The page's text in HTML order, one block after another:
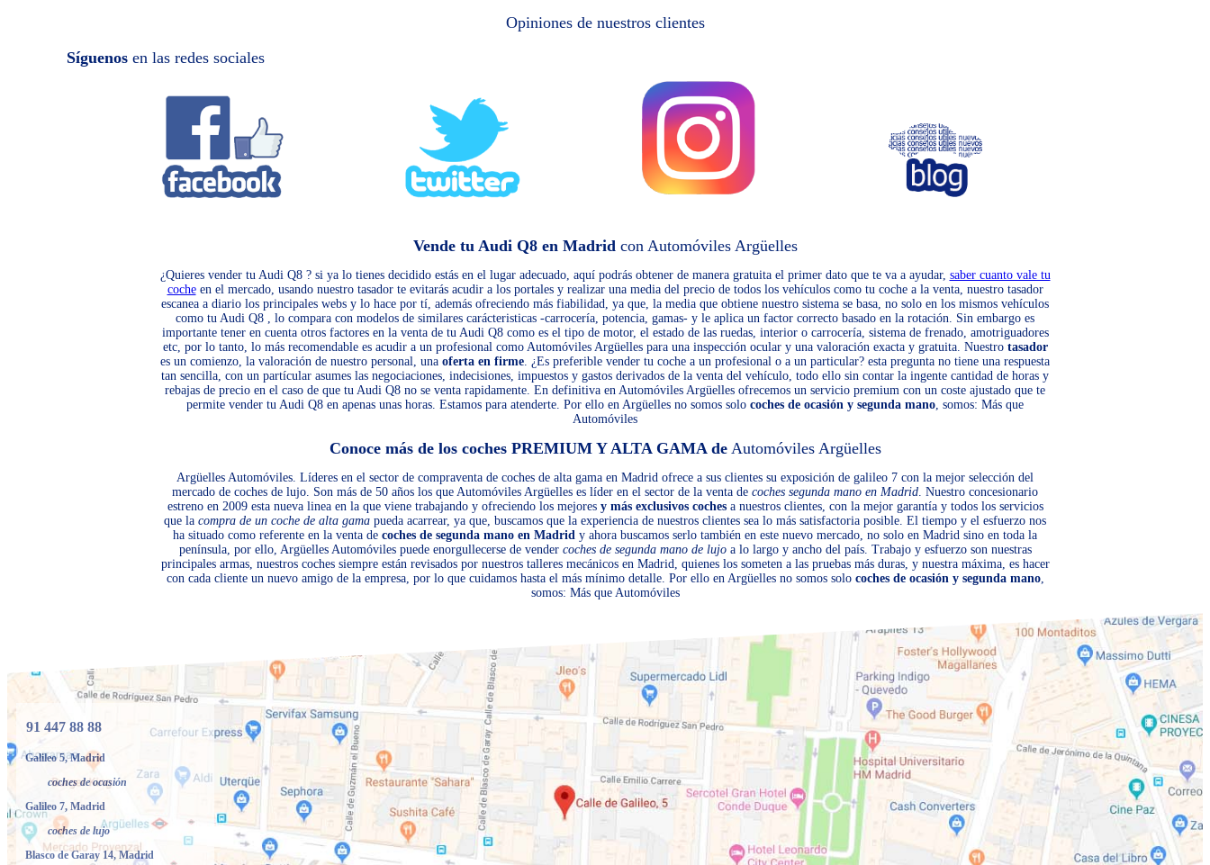
Opiniones de nuestros clientes
Síguenos en las redes sociales
Vende tu Audi Q8 en Madrid con Automóviles Argüelles
¿Quieres vender tu Audi Q8 ? si ya lo tienes decidido estás en el lugar adecuado, aquí podrás obtener de manera gratuita el primer dato que te va a ayudar, saber cuanto vale tu
cocheen el mercado, usando nuestro tasador te evitarás acudir a los portales y realizar una media del precio de todos los vehículos como tu coche a la venta, nuestro tasador
escanea a diario los principales webs y lo hace por tí, además ofreciendo más fiabilidad, ya que, la media que obtiene nuestro sistema se basa, no solo en los mismos vehículos
como tu Audi Q8 , lo compara con modelos de similares carácteristicas -carrocería, potencia, gamas- y le aplica un factor correcto basado en la rotación. Sin embargo es
importante tener en cuenta otros factores en la venta de tu Audi Q8 como es el tipo de motor, el estado de las ruedas, interior o carrocería, sistema de frenado, amotriguadores
etc, por lo tanto, lo más recomendable es acudir a un profesional como Automóviles Argüelles para una inspección ocular y una valoración exacta y gratuita. Nuestro tasador
es un comienzo, la valoración de nuestro personal, una oferta en firme . ¿Es preferible vender tu coche a un profesional o a un particular? esta pregunta no tiene una respuesta
tan sencilla, con un partícular asumes las negociaciones, indecisiones, impuestos y gastos derivados de la venta del vehículo, todo ello sin contar la ingente cantidad de horas y
rebajas de precio en el caso de que tu Audi Q8 no se venta rapidamente. En definitiva en Automóviles Argüelles ofrecemos un servicio premium con un coste ajustado que te
permite vender tu Audi Q8 en apenas unas horas. Estamos para atenderte. Por ello en Argüelles no somos solo coches de ocasión y segunda mano , somos: Más que
Automóviles
Conoce más de los coches PREMIUM Y ALTA GAMA deAutomóviles Argüelles
Argüelles Automóviles. Líderes en el sector de compraventa de coches de alta gama en Madrid ofrece a sus clientes su exposición de galileo 7 con la mejor selección del
mercado de coches de lujo. Son más de 50 años los que Automóviles Argüelles es líder en el sector de la venta de coches segunda mano en Madrid . Nuestro concesionario
estreno en 2009 esta nueva linea en la que viene trabajando y ofreciendo los mejores y más exclusivos cochesa nuestros clientes, con la mejor garantía y todos los servicios
que la compra de un coche de alta gama pueda acarrear, ya que, buscamos que la experiencia de nuestros clientes sea lo más satisfactoria posible. El tiempo y el esfuerzo nos
ha situado como referente en la venta de coches de segunda mano en Madrid y ahora buscamos serlo también en este nuevo mercado, no solo en Madrid sino en toda la
península, por ello, Argüelles Automóviles puede enorgullecerse de vender coches de segunda mano de lujoa lo largo y ancho del país. Trabajo y esfuerzo son nuestras
principales armas, nuestros coches siempre están revisados por nuestros talleres mecánicos en Madrid, quienes los someten a las pruebas más duras, y nuestra máxima, es hacer
con cada cliente un nuevo amigo de la empresa, por lo que cuidamos hasta el más mínimo detalle. Por ello en Argüelles no somos solo coches de ocasión y segunda mano,
somos: Más que Automóviles
91 447 88 88
Galileo 5, Madrid
coches de ocasión
Galileo 7, Madrid
coches de lujo
Blasco de Garay 14, Madrid